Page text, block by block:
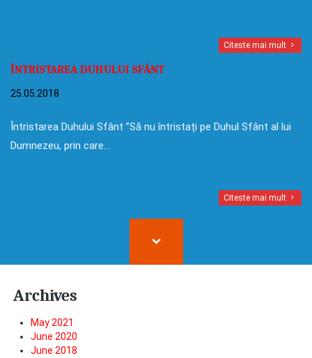
Citeste mai mult
ÎNTRISTAREA DUHULUI SFÂNT
25.05.2018
Întristarea Duhului Sfânt ”Să nu întristați pe Duhul Sfânt al lui
Dumnezeu, prin care…
Citeste mai mult
Archives
May 2021
June 2020
June 2018